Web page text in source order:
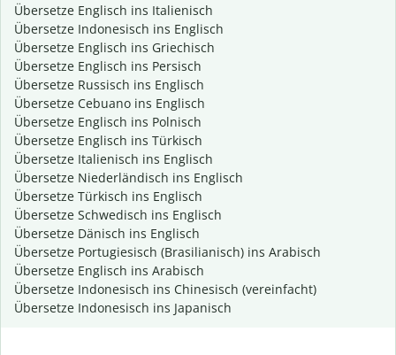
Übersetze Englisch ins Italienisch
Übersetze Indonesisch ins Englisch
Übersetze Englisch ins Griechisch
Übersetze Englisch ins Persisch
Übersetze Russisch ins Englisch
Übersetze Cebuano ins Englisch
Übersetze Englisch ins Polnisch
Übersetze Englisch ins Türkisch
Übersetze Italienisch ins Englisch
Übersetze Niederländisch ins Englisch
Übersetze Türkisch ins Englisch
Übersetze Schwedisch ins Englisch
Übersetze Dänisch ins Englisch
Übersetze Portugiesisch (Brasilianisch) ins Arabisch
Übersetze Englisch ins Arabisch
Übersetze Indonesisch ins Chinesisch (vereinfacht)
Übersetze Indonesisch ins Japanisch